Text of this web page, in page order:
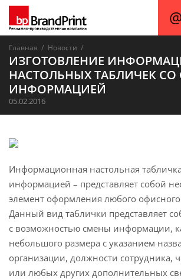
Главная / Новости /
ИЗГОТОВЛЕНИЕ
НАСТОЛЬНЫХ ТАБЛИЧЕК
ИНФОРМАЦИЕЙ
05.02.2016
Информационная настольная
информацией – представляет собой
элемент оформления любого
Данный вид таблички представляет
с возможностью смены информации,
небольшого размера с указанием
организации, должности сотрудника,
или любых других дополнительных